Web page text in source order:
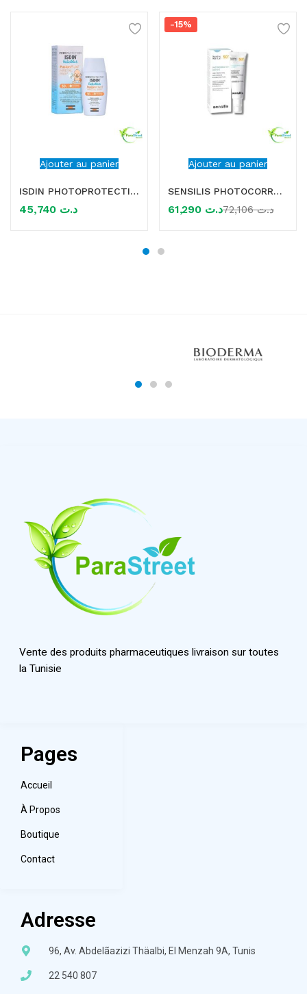
Ajouter au panier
ISDIN PHOTOPROTECTION ECRAN SOLAIRE FUSION FLUID MINERAL BABY SPF50+ 50ML
د.ت
Ajouter au panier
-15%
SENSILIS PHOTOCORRECTION [HA 50+] ECRAN FLUID TEINTE SPF 50 50ML
د.ت د.ت72,106
Vente des produits pharmaceutiques livraison sur toutes
la Tunisie
Pages
Accueil
À Propos
Boutique
Contact
Adresse
96, Av. Abdelãazizi Thäalbi, El Menzah 9A, Tunis
22 540 807